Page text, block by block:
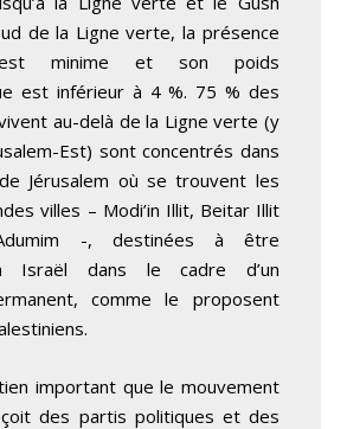
de la Ligne verte, la présence
est minime et son poids
est inférieur à 4 %. 75 % des
au-delà de la Ligne verte (y
Est) sont concentrés dans
Jérusalem où se trouvent les
villes – Modi’in Illit, Beitar Illit
-, destinées à être
Israël dans le cadre d’un
comme le proposent
important que le mouvement
des partis politiques et des